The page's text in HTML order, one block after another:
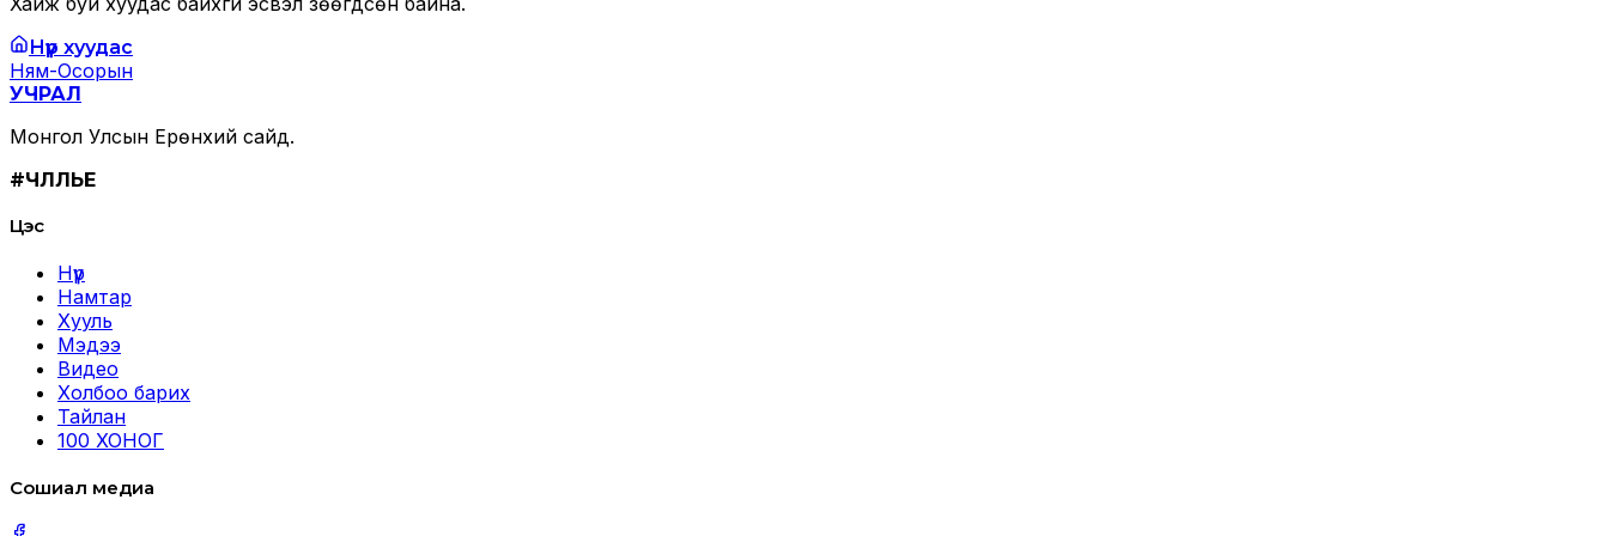
Нүүр хуудас
Ням-Осорын
УЧРАЛ
Монгол Улсын Ерөнхий сайд.
#ЧӨЛӨӨЛЬЕ
Цэс
Нүүр
Намтар
Хууль
Мэдээ
Видео
Холбоо барих
Тайлан
100 ХОНОГ
Сошиал медиа